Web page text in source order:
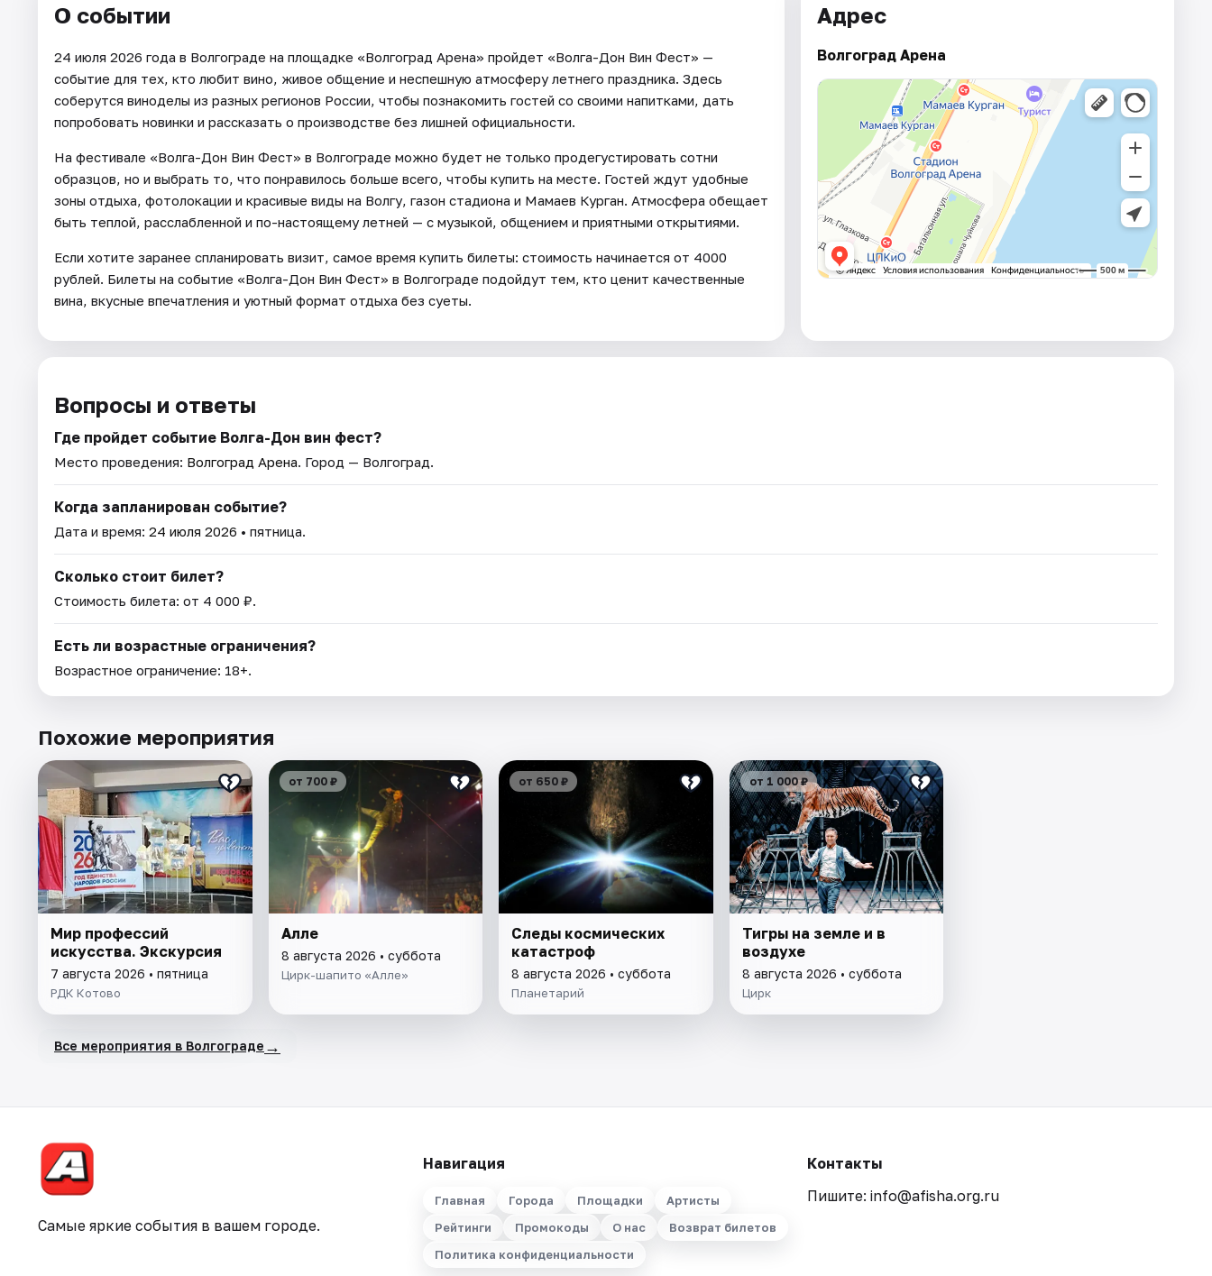
О событии
24 июля 2026 года в Волгограде на площадке «Волгоград Арена» пройдет «Волга-Дон Вин Фест» —
событие для тех, кто любит вино, живое общение и неспешную атмосферу летнего праздника. Здесь
соберутся виноделы из разных регионов России, чтобы познакомить гостей со своими напитками, дать
попробовать новинки и рассказать о производстве без лишней официальности.
На фестивале «Волга-Дон Вин Фест» в Волгограде можно будет не только продегустировать сотни
образцов, но и выбрать то, что понравилось больше всего, чтобы купить на месте. Гостей ждут удобные
зоны отдыха, фотолокации и красивые виды на Волгу, газон стадиона и Мамаев Курган. Атмосфера обещает
быть теплой, расслабленной и по-настоящему летней — с музыкой, общением и приятными открытиями.
Если хотите заранее спланировать визит, самое время купить билеты: стоимость начинается от 4000
рублей. Билеты на событие «Волга-Дон Вин Фест» в Волгограде подойдут тем, кто ценит качественные
вина, вкусные впечатления и уютный формат отдыха без суеты.
Адрес
Волгоград Арена
Вопросы и ответы
Где пройдет событие Волга-Дон вин фест?
Место проведения: Волгоград Арена. Город — Волгоград.
Когда запланирован событие?
Дата и время: 24 июля 2026 • пятница.
Сколько стоит билет?
Стоимость билета: от 4 000 ₽.
Есть ли возрастные ограничения?
Возрастное ограничение: 18+.
Похожие мероприятия
Мир профессий
искусства. Экскурсия
7 августа 2026 • пятница
РДК Котово
от 700 ₽
Алле
8 августа 2026 • суббота
Цирк-шапито «Алле»
от 650 ₽
Следы космических
катастроф
8 августа 2026 • суббота
Планетарий
от 1 000 ₽
Тигры на земле и в
воздухе
8 августа 2026 • суббота
Цирк
Все мероприятия в Волгограде →
Самые яркие события в вашем городе.
Навигация
Главная Города Площадки
Артисты
Рейтинги
Промокоды О нас
Возврат билетов
Политика конфиденциальности
Контакты
Пишите: info@afisha.org.ru